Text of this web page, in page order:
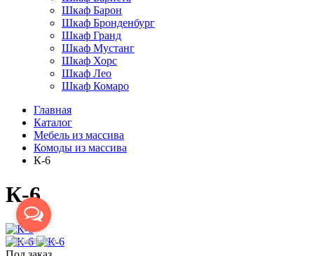
Шкаф Барон
Шкаф Бронденбург
Шкаф Гранд
Шкаф Мустанг
Шкаф Хорс
Шкаф Лео
Шкаф Комаро
Главная
Каталог
Мебель из массива
Комоды из массива
К-6
К-6